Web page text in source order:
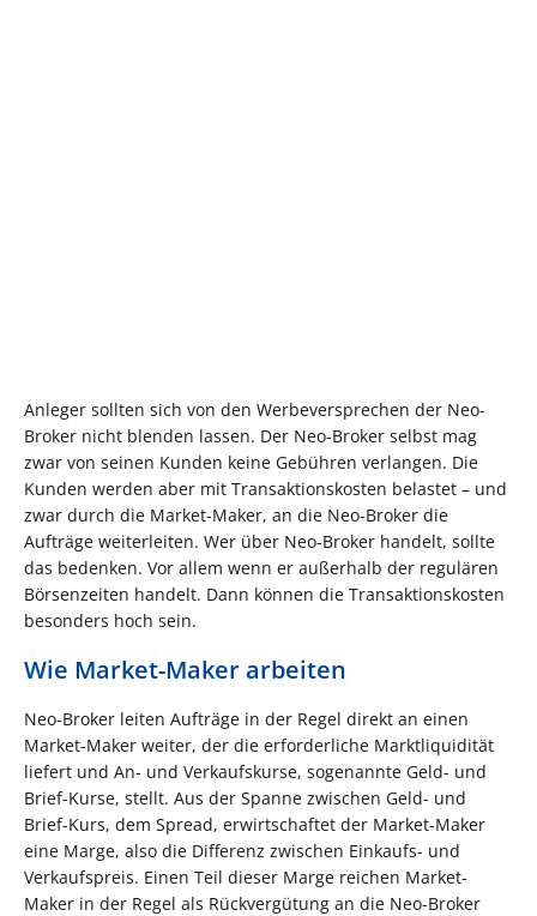
Anleger sollten sich von den Werbeversprechen der Neo-
Broker nicht blenden lassen. Der Neo-Broker selbst mag
zwar von seinen Kunden keine Gebühren verlangen. Die
Kunden werden aber mit Transaktionskosten belastet – und
zwar durch die Market-Maker, an die Neo-Broker die
Aufträge weiterleiten. Wer über Neo-Broker handelt, sollte
das bedenken. Vor allem wenn er außerhalb der regulären
Börsenzeiten handelt. Dann können die Transaktionskosten
besonders hoch sein.
Wie Market-Maker arbeiten
Neo-Broker leiten Aufträge in der Regel direkt an einen
Market-Maker weiter, der die erforderliche Marktliquidität
liefert und An- und Verkaufskurse, sogenannte Geld- und
Brief-Kurse, stellt. Aus der Spanne zwischen Geld- und
Brief-Kurs, dem Spread, erwirtschaftet der Market-Maker
eine Marge, also die Differenz zwischen Einkaufs- und
Verkaufspreis. Einen Teil dieser Marge reichen Market-
Maker in der Regel als Rückvergütung an die Neo-Broker